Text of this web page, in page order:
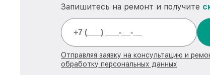
Запишитесь на ремонт и получите
Отправляя заявку на консультацию и
обработку персональных данных